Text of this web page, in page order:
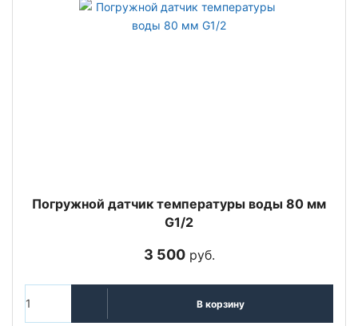
Погружной датчик температуры воды 80 мм
G1/2
3 500руб.
В корзину